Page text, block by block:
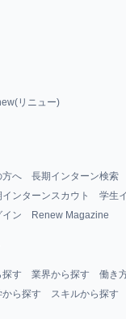
リニュー)
方へ
長期インターン検索
インターンスカウト
学生
イン Renew Magazine
す 業界から探す
働き
から探す スキルから探す